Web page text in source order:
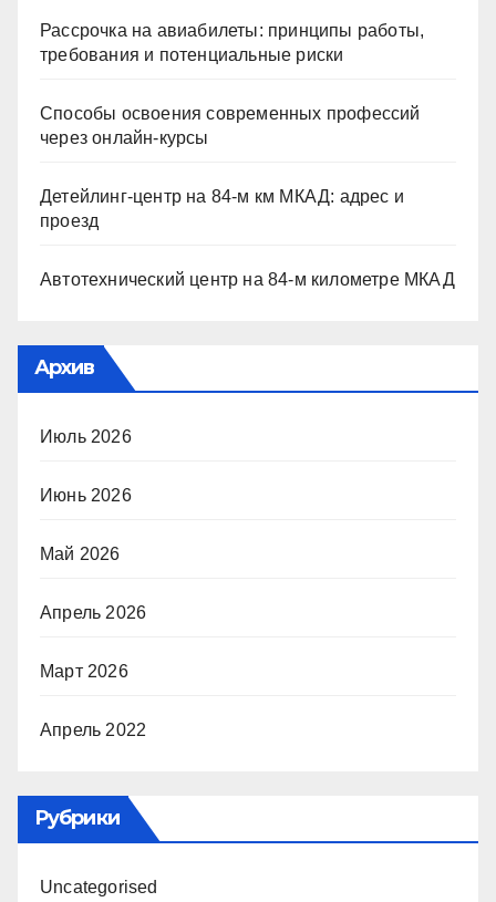
Рассрочка на авиабилеты: принципы работы,
требования и потенциальные риски
Способы освоения современных профессий
через онлайн-курсы
Детейлинг-центр на 84-м км МКАД: адрес и
проезд
Автотехнический центр на 84-м километре МКАД
Архив
Июль 2026
Июнь 2026
Май 2026
Апрель 2026
Март 2026
Апрель 2022
Рубрики
Uncategorised